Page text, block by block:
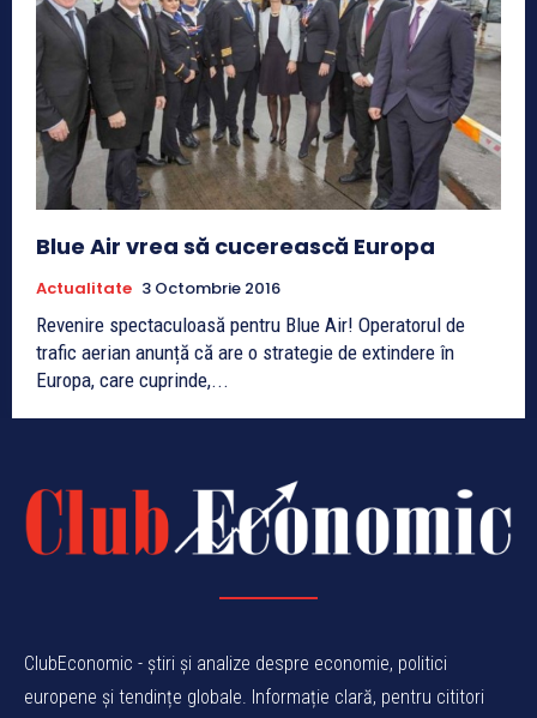
Blue Air vrea să cucerească Europa
Actualitate 3 Octombrie 2016
Revenire spectaculoasă pentru Blue Air! Operatorul de
trafic aerian anunță că are o strategie de extindere în
Europa, care cuprinde,...
ClubEconomic - știri și analize despre economie, politici
europene și tendințe globale. Informație clară, pentru cititori